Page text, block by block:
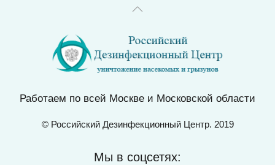
Работаем по всей Москве и Московской области
© Российский Дезинфекционный Центр. 2019
Мы в соцсетях: